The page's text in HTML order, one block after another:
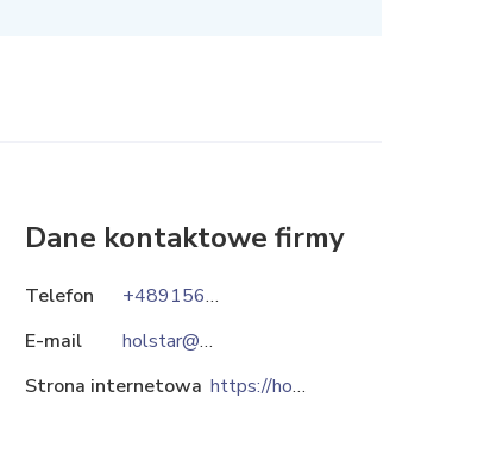
Dane kontaktowe firmy
Telefon
+4891561-37-24
E-mail
holstar@sz.onet.pl
Strona internetowa
https://holstar.pl